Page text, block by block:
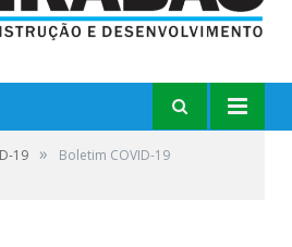
19 »
Boletim COVID-19